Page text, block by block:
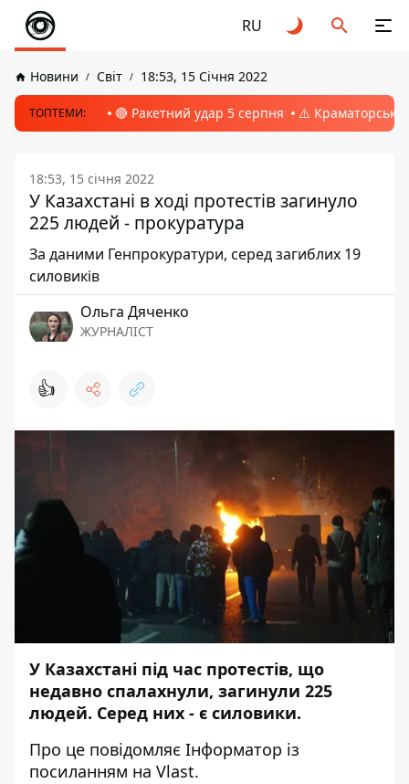
RU
Новини Світ 18:53, 15 Січня 2022
ТОПТЕМИ: 🔴 Ракетний удар 5 серпня ⚠️ Краматорськ,
18:53, 15 січня 2022
У Казахстані в ході протестів загинуло
225 людей - прокуратура
За даними Генпрокуратури, серед загиблих 19
силовиків
Ольга Дяченко
ЖУРНАЛІСТ
👍
У Казахстані під час протестів, що
недавно спалахнули, загинули 225
людей. Серед них - є силовики.
Про це повідомляє Інформатор із
посиланням на Vlast.